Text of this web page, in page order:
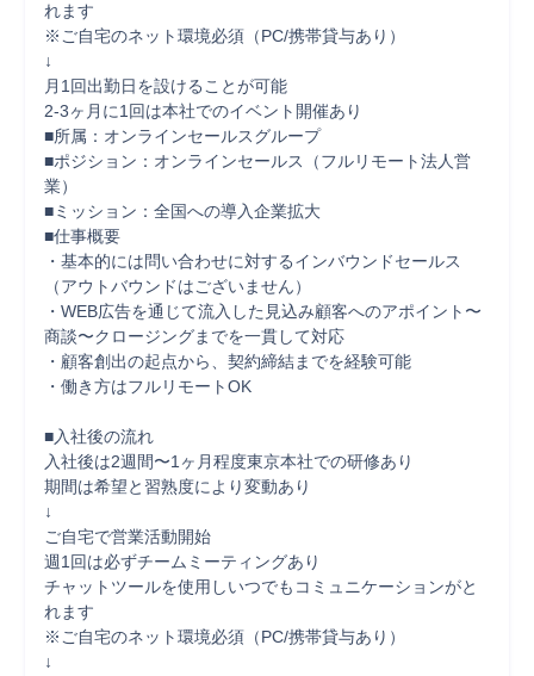
れます
※ご自宅のネット環境必須（PC/携帯貸与あり）
↓
月1回出勤日を設けることが可能
2-3ヶ月に1回は本社でのイベント開催あり
■所属：オンラインセールスグループ
■ポジション：オンラインセールス（フルリモート法人営
業）
■ミッション：全国への導入企業拡大
■仕事概要
・基本的には問い合わせに対するインバウンドセールス
（アウトバウンドはございません）
・WEB広告を通じて流入した見込み顧客へのアポイント〜
商談〜クロージングまでを一貫して対応
・顧客創出の起点から、契約締結までを経験可能
・働き方はフルリモートOK
■入社後の流れ
入社後は2週間〜1ヶ月程度東京本社での研修あり
期間は希望と習熟度により変動あり
↓
ご自宅で営業活動開始
週1回は必ずチームミーティングあり
チャットツールを使用しいつでもコミュニケーションがと
れます
※ご自宅のネット環境必須（PC/携帯貸与あり）
↓